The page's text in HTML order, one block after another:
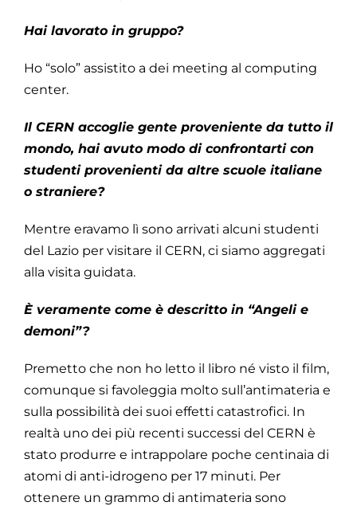
Hai lavorato in gruppo?
Ho “solo” assistito a dei meeting al computing
center.
Il CERN accoglie gente proveniente da tutto il
mondo, hai avuto modo di confrontarti con
studenti provenienti da altre scuole italiane
o straniere?
Mentre eravamo lì sono arrivati alcuni studenti
del Lazio per visitare il CERN, ci siamo aggregati
alla visita guidata.
È veramente come è descritto in “Angeli e
demoni”?
Premetto che non ho letto il libro né visto il film,
comunque si favoleggia molto sull’antimateria e
sulla possibilità dei suoi effetti catastrofici. In
realtà uno dei più recenti successi del CERN è
stato produrre e intrappolare poche centinaia di
atomi di anti-idrogeno per 17 minuti. Per
ottenere un grammo di antimateria sono